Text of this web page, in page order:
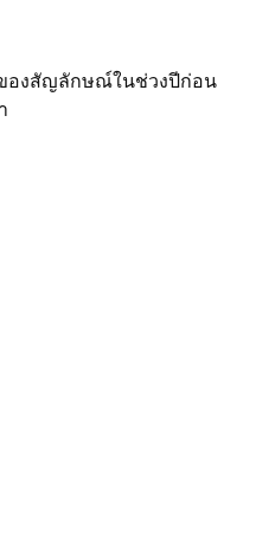
องสัญลักษณ์ในช่วงปีก่อน